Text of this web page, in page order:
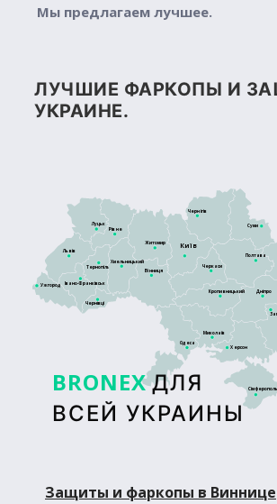
Мы предлагаем лучшее.
ЛУЧШИЕ ФАРКОПЫ И
УКРАИНЕ.
BRONEX ДЛЯ
ВСЕЙ УКРАИНЫ
Сімферополь
Луцьк
Київ
Житомир
Тернопіль
Рівне
Львів
Дніпро
Кропивницький
Полтава
Черкаси
Суми
Чернігів
Херсон
Ужгород
Чернівці
Вінниця
Хмельницький
Івано-Франківськ
Миколаїв
Одеса
Защиты и фаркопы в Виннице